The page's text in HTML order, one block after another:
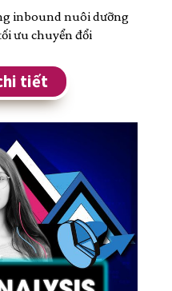
tiết
inbound nuôi dưỡng
ưu chuyển đổi